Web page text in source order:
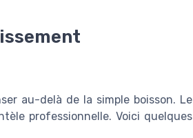
au-delà de la simple boisson. Le
professionnelle. Voici quelques